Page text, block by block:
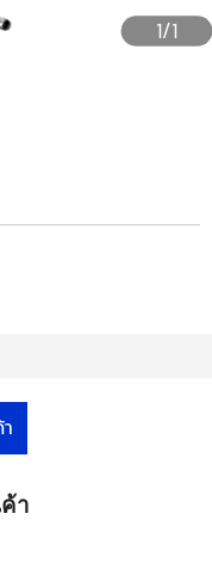
1/1
า